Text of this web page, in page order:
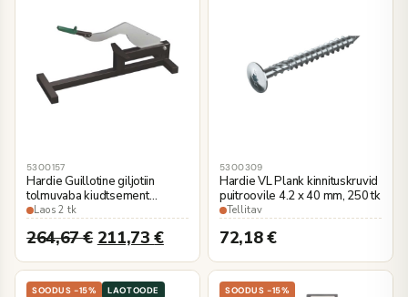
5300157
Hardie Guillotine giljotiin
tolmuvaba kiudtsement
voodrilaua lõiketööriist
Laos 2 tk
264,67€ 211,73€
5300309
Hardie VL Plank kinnituskruvid
puitroovile 4.2 x 40 mm, 250 tk
Tellitav
72,18€
SOODUS -15% LAOTOODE SOODUS -15%